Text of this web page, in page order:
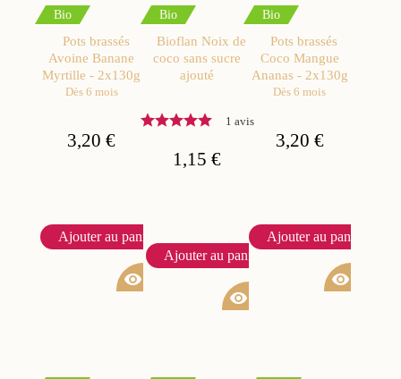
Bio
Pots brassés
Avoine Banane
Myrtille - 2x130g
Dès 6 mois
3,20 €
Ajouter au panier
visibility
Bio
Bioflan Noix de
coco sans sucre
ajouté
1 avis
1,15 €
Ajouter au panier
visibility
Bio
Pots brassés
Coco Mangue
Ananas - 2x130g
Dès 6 mois
3,20 €
Ajouter au panier
visibility